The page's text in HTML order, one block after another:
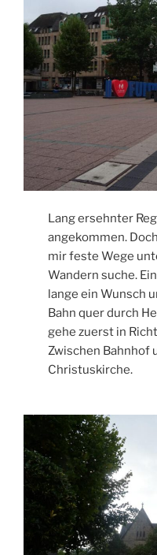
Lang ersehnter
angekommen.
mir feste Wege
Wandern suche.
lange ein Wunsch
Bahn quer durch
gehe zuerst in
Zwischen Bahnhof
Christuskirche.